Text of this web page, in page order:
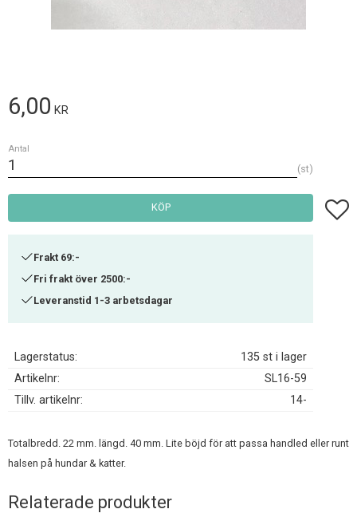
6,00 KR
Antal
st
KÖP Lägg
Frakt 69:-
Fri frakt över 2500:-
Leveranstid 1-3 arbetsdagar
Lagerstatus
135 st i lager
Artikelnr
SL16-59
Tillv. artikelnr
14-
Totalbredd. 22 mm. längd. 40 mm. Lite böjd för att passa handled eller runt
halsen på hundar & katter.
Relaterade produkter